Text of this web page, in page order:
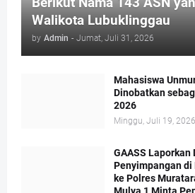
Walikota Lubuklinggau
by Admin - Jumat, Juli 31, 2026
Mahasiswa
Dinobatkan
2026
Minggu, Juli 19, 2026
GAASS Laporkan
Penyimpangan di
ke Polres
Mulya 1 Minta